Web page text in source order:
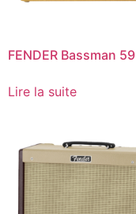
FENDER Bassman 59
Lire la suite